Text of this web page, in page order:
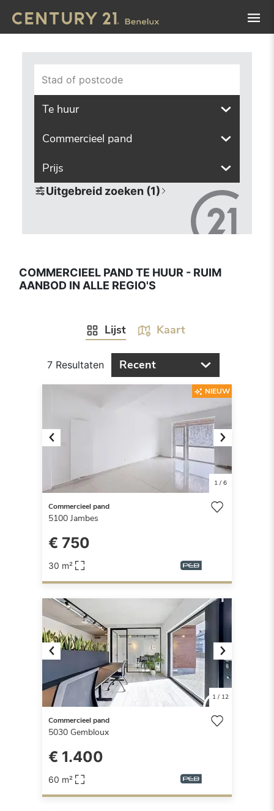
Stad of postcode
Te huur
Commercieel pand
Prijs
Uitgebreid zoeken (1)
COMMERCIEEL PAND TE HUUR - RUIM
AANBOD IN ALLE REGIO'S
Lijst Kaart
7 Resultaten Recent
Previous Next
1/ 6
NIEUW
Commercieel pand
5100 Jambes
€ 750
30 m²
Previous Next
1/ 12
Commercieel pand
5030 Gembloux
€ 1.400
60 m²